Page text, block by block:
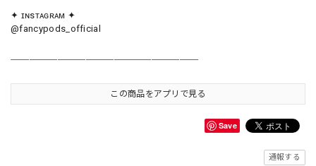
✦ ɪɴsᴛᴀɢʀᴀᴍ ✦
@fancypods_official
この商品をアプリで見る
Save
通報する